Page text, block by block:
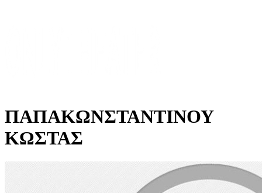
ΠΑΠΑΚΩΝΣΤΑΝΤΙΝΟΥ
ΚΩΣΤΑΣ